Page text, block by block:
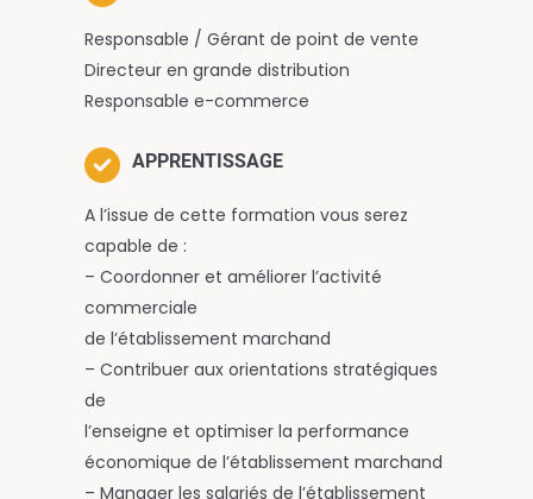
Responsable / Gérant de point de vente
Directeur en grande distribution
Responsable e-commerce
APPRENTISSAGE
A l’issue de cette formation vous serez
capable de :
– Coordonner et améliorer l’activité
commerciale
de l’établissement marchand
– Contribuer aux orientations stratégiques
de
l’enseigne et optimiser la performance
économique de l’établissement marchand
– Manager les salariés de l’établissement